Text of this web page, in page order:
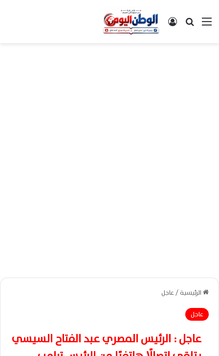
القائمةبحث عن تسجيل الدخول
الرئيسية/عاجل
عاجل
عاجل : الرئيس المصري عبد الفتاح السيسي